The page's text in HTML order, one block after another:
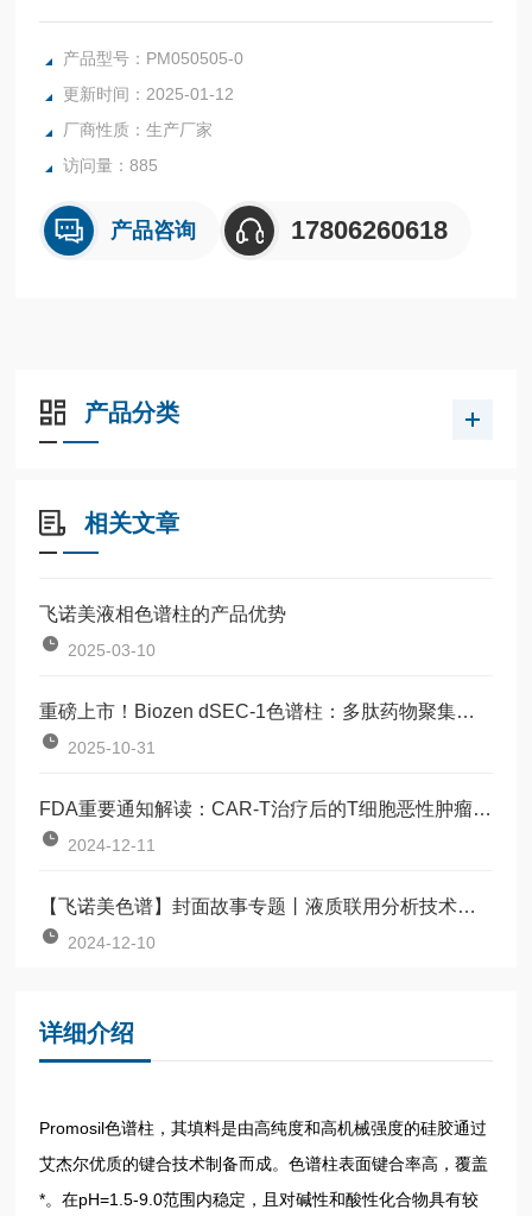
产品型号：PM050505-0
更新时间：2025-01-12
厂商性质：生产厂家
访问量：885
产品咨询 17806260618
产品分类
相关文章
飞诺美液相色谱柱的产品优势
2025-03-10
重磅上市！Biozen dSEC-1色谱柱：多肽药物聚集体分析的 “更优解决方案”
2025-10-31
FDA重要通知解读：CAR-T治疗后的T细胞恶性肿瘤风险评估与优化前景
2024-12-11
【飞诺美色谱】封面故事专题丨液质联用分析技术助力法医毒物鉴定
2024-12-10
详细介绍
Promosil色谱柱，其填料是由高纯度和高机械强度的硅胶通过
艾杰尔优质的键合技术制备而成。色谱柱表面键合率高，覆盖
*。在pH=1.5-9.0范围内稳定，且对碱性和酸性化合物具有较